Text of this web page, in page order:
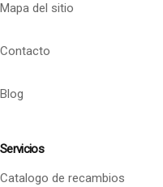
Mapa del sitio
Contacto
Blog
Servicios
Catalogo de recambios